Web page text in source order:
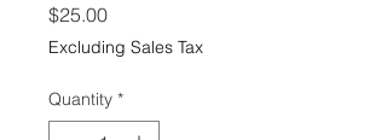
$25.00Price
Excluding Sales Tax
Quantity *